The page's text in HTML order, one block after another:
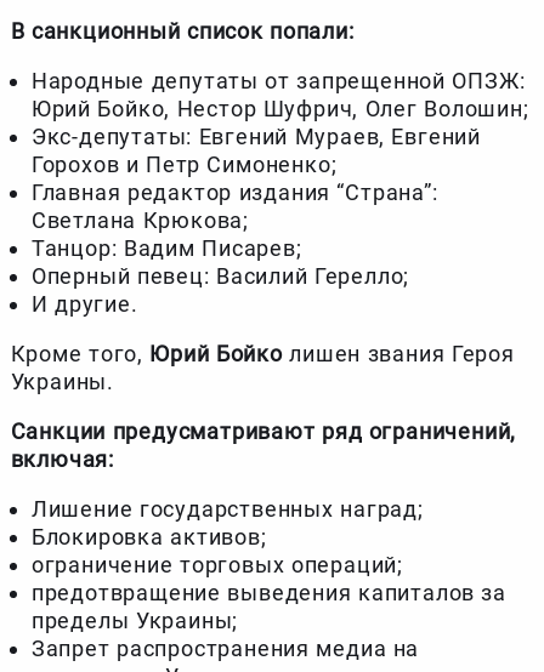
В санкционный список попали:
Народные депутаты от запрещенной ОПЗЖ:
Юрий Бойко, Нестор Шуфрич, Олег Волошин;
Экс-депутаты: Евгений Мураев, Евгений
Горохов и Петр Симоненко;
Главная редактор издания “Страна”:
Светлана Крюкова;
Танцор: Вадим Писарев;
Оперный певец: Василий Герелло;
И другие.
Кроме того, Юрий Бойколишен звания Героя
Украины.
Санкции предусматривают ряд ограничений,
включая:
Лишение государственных наград;
Блокировка активов;
ограничение торговых операций;
предотвращение выведения капиталов за
пределы Украины;
Запрет распространения медиа на